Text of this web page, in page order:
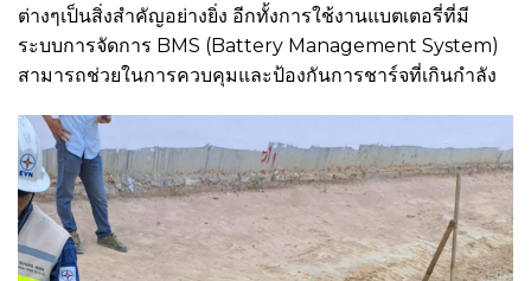
ต่างๆเป็นสิ่งสำคัญอย่างยิ่ง อีกทั้งการใช้งานแบตเตอรี่ที่มี
ระบบการจัดการ BMS (Battery Management System)
สามารถช่วยในการควบคุมและป้องกันการชาร์จที่เกินกำลัง